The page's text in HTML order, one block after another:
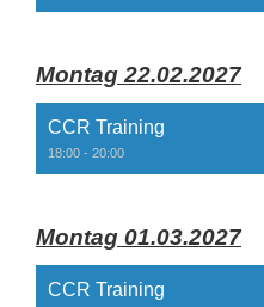
Montag 22.02.2027
CCR Training
18:00 - 20:00
Montag 01.03.2027
CCR Training